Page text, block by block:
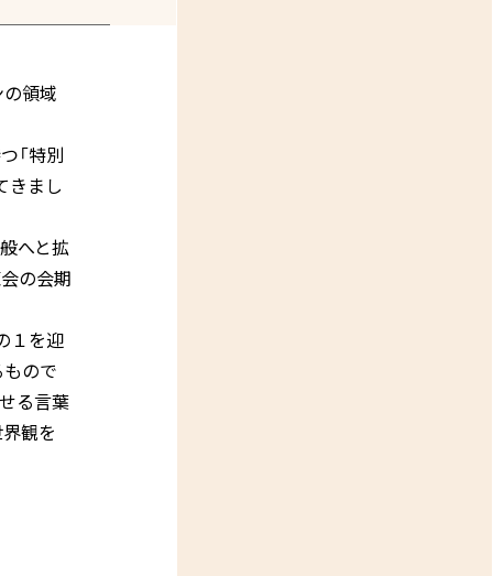
領域
「特別
きまし
へと拡
の会期
１を迎
ので
る言葉
観を